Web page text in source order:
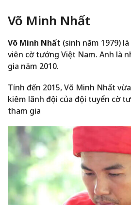
Võ Minh Nhất
Võ Minh Nhất (sinh năm 1979)
viên cờ tướng Việt Nam. Anh là
gia năm 2010.
Tính đến 2015, Võ Minh Nhất
kiêm lãnh đội của đội tuyển cờ
tham gia